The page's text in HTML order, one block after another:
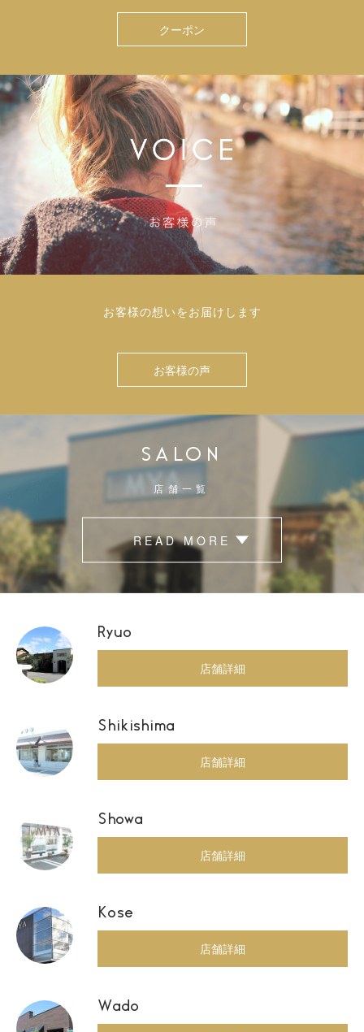
クーポン
お客様の想いをお届けします
お客様の声
SALON
店舗一覧
READ MORE
Ryuo
店舗詳細
Shikishima
店舗詳細
Showa
店舗詳細
Kose
店舗詳細
Wado